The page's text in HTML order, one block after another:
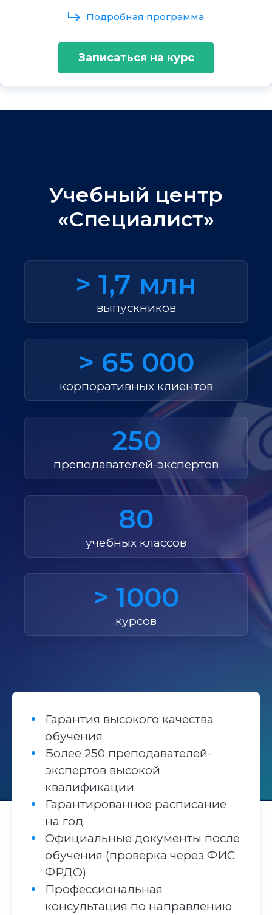
Подробная программа
Записаться на курс
Учебный центр
«Специалист»
> 1,7 млн
выпускников
> 65 000
корпоративных клиентов
250
преподавателей-экспертов
80
учебных классов
> 1000
курсов
Гарантия высокого качества
обучения
Более 250 преподавателей-
экспертов высокой
квалификации
Гарантированное расписание
на год
Официальные документы после
обучения (проверка через ФИС
ФРДО)
Профессиональная
консультация по направлению